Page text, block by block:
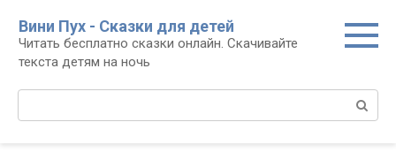
контенту
Вини Пух - Сказки для детей
Читать бесплатно сказки онлайн. Скачивайте
текста детям на ночь